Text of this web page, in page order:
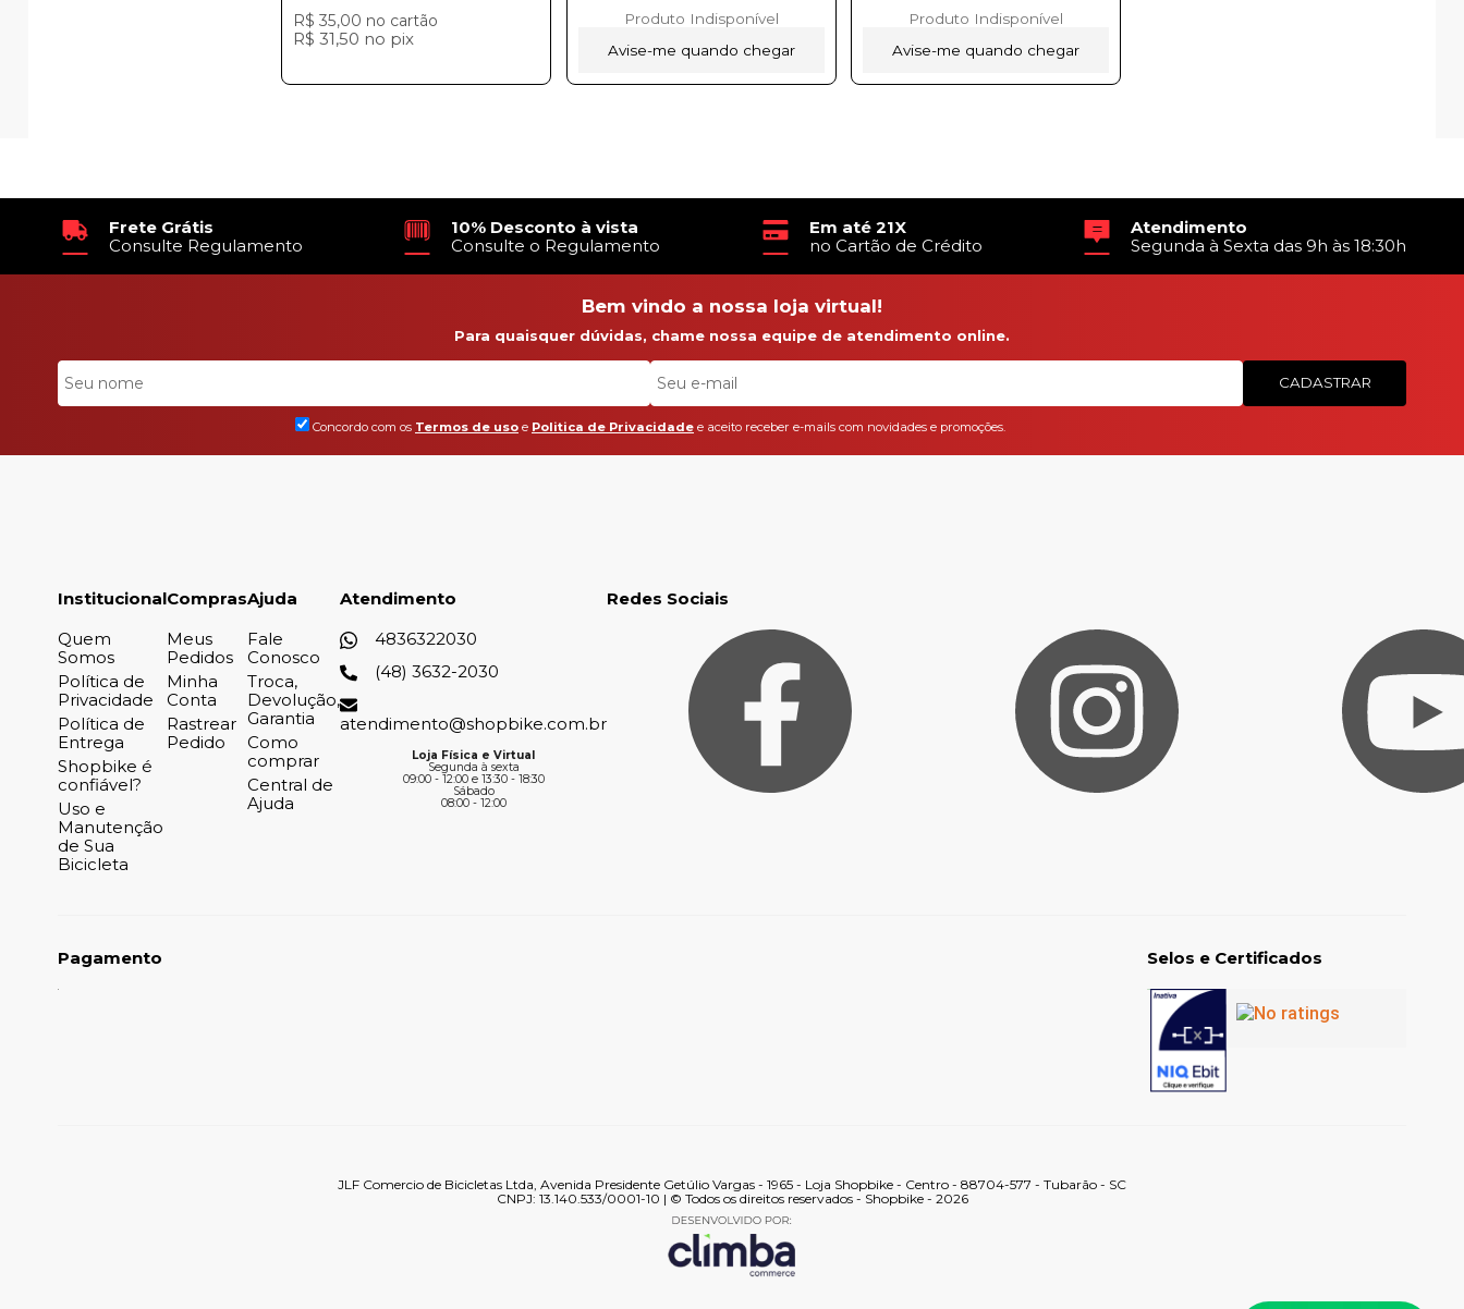
R$ 35,00 no cartão
R$ 31,50 no pix
Produto Indisponível
Avise-me quando chegar
Produto Indisponível
Avise-me quando chegar
Frete Grátis
Consulte Regulamento
10% Desconto à vista
Consulte o Regulamento
Em até 21X
no Cartão de Crédito
Atendimento
Segunda à Sexta das 9h às 18:30h
Bem vindo a nossa loja virtual!
Para quaisquer dúvidas, chame nossa equipe de atendimento online.
Concordo com os Termos de uso e Politica de Privacidade e aceito receber e-mails com novidades e promoções.
CADASTRAR
Institucional
Quem
Somos
Política de
Privacidade
Política de
Entrega
Shopbike é
confiável?
Uso e
Manutenção
de Sua
Bicicleta
Compras
Meus
Pedidos
Minha
Conta
Rastrear
Pedido
Ajuda
Fale
Conosco
Troca,
Devolução,
Garantia
Como
comprar
Central de
Ajuda
Atendimento
4836322030
(48) 3632-2030
atendimento@shopbike.com.br
Loja Física e Virtual
Segunda à sexta
09:00 - 12:00 e 13:30 - 18:30
Sábado
08:00 - 12:00
Redes Sociais
Pagamento Selos e Certificados
JLF Comercio de Bicicletas Ltda, Avenida Presidente Getúlio Vargas - 1965 - Loja Shopbike - Centro - 88704-577 - Tubarão - SC
CNPJ: 13.140.533/0001-10 | © Todos os direitos reservados - Shopbike - 2026